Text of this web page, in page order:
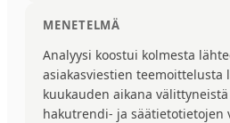
MENETELMÄ
Analyysi koostui kolmesta
asiakasviestien teemoittelusta
kuukauden aikana
hakutrendi- ja säätietotietojen